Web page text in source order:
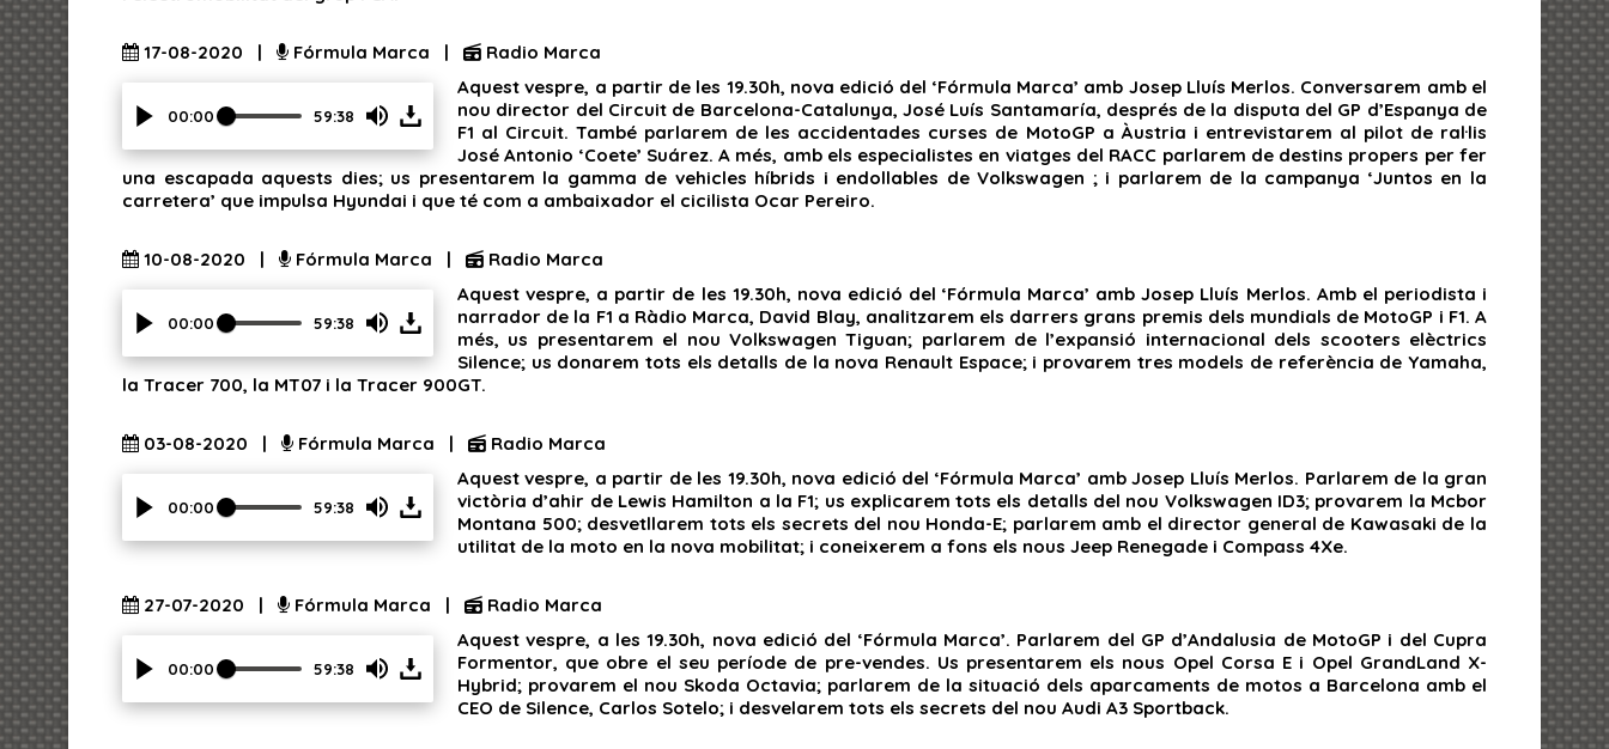
to
show
slider.
17-08-2020 | Fórmula Marca | Radio Marca
00:00 59:38
Enter
or
Space
show
volume
Aquest vespre, a partir de les 19.30h, nova edició del ‘Fórmula Marca’ amb Josep Lluís Merlos. Conversarem amb el
nou director del Circuit de Barcelona-Catalunya, José Luís Santamaría, després de la disputa del GP d’Espanya de
F1 al Circuit. També parlarem de les accidentades curses de MotoGP a Àustria i entrevistarem al pilot de ral·lis
José Antonio ‘Coete’ Suárez. A més, amb els especialistes en viatges del RACC parlarem de destins propers per fer
una escapada aquests dies; us presentarem la gamma de vehicles híbrids i endollables de Volkswagen ; i parlarem de la campanya ‘Juntos en la
carretera’ que impulsa Hyundai i que té com a ambaixador el cicilista Ocar Pereiro.
10-08-2020 | Fórmula Marca | Radio Marca
00:00 59:38
Enter
or
to
show
slider.
Aquest vespre, a partir de les 19.30h, nova edició del ‘Fórmula Marca’ amb Josep Lluís Merlos. Amb el periodista i
narrador de la F1 a Ràdio Marca, David Blay, analitzarem els darrers grans premis dels mundials de MotoGP i F1. A
més, us presentarem el nou Volkswagen Tiguan; parlarem de l’expansió internacional dels scooters elèctrics
Silence; us donarem tots els detalls de la nova Renault Espace; i provarem tres models de referència de Yamaha,
la Tracer 700, la MT07 i la Tracer 900GT.
03-08-2020 | Fórmula Marca | Radio Marca
00:00 59:38
Enter
Space
to
volume
slider.
Aquest vespre, a partir de les 19.30h, nova edició del ‘Fórmula Marca’ amb Josep Lluís Merlos. Parlarem de la gran
victòria d’ahir de Lewis Hamilton a la F1; us explicarem tots els detalls del nou Volkswagen ID3; provarem la Mcbor
Montana 500; desvetllarem tots els secrets del nou Honda-E; parlarem amb el director general de Kawasaki de la
utilitat de la moto en la nova mobilitat; i coneixerem a fons els nous Jeep Renegade i Compass 4Xe.
27-07-2020 | Fórmula Marca | Radio Marca
00:00 59:38
Enter
Aquest vespre, a les 19.30h, nova edició del ‘Fórmula Marca’. Parlarem del GP d’Andalusia de MotoGP i del Cupra
Formentor, que obre el seu període de pre-vendes. Us presentarem els nous Opel Corsa E i Opel GrandLand X-
Hybrid; provarem el nou Skoda Octavia; parlarem de la situació dels aparcaments de motos a Barcelona amb el
CEO de Silence, Carlos Sotelo; i desvelarem tots els secrets del nou Audi A3 Sportback.